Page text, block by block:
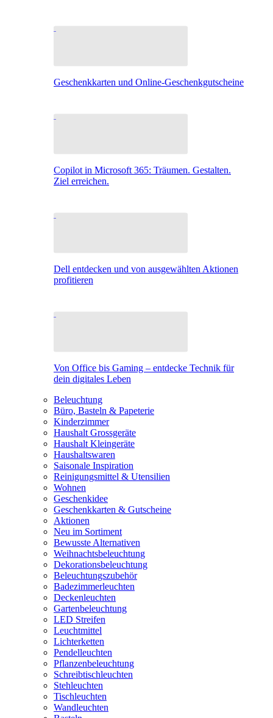
Geschenkkarten und Online-Geschenkgutscheine
Copilot in Microsoft 365: Träumen. Gestalten.
Ziel erreichen.
Dell entdecken und von ausgewählten Aktionen
profitieren
Von Office bis Gaming – entdecke Technik für
dein digitales Leben
Beleuchtung
Büro, Basteln & Papeterie
Kinderzimmer
Haushalt Grossgeräte
Haushalt Kleingeräte
Haushaltswaren
Saisonale Inspiration
Reinigungsmittel & Utensilien
Wohnen
Geschenkidee
Geschenkkarten & Gutscheine
Aktionen
Neu im Sortiment
Bewusste Alternativen
Weihnachtsbeleuchtung
Dekorationsbeleuchtung
Beleuchtungszubehör
Badezimmerleuchten
Deckenleuchten
Gartenbeleuchtung
LED Streifen
Leuchtmittel
Lichterketten
Pendelleuchten
Pflanzenbeleuchtung
Schreibtischleuchten
Stehleuchten
Tischleuchten
Wandleuchten